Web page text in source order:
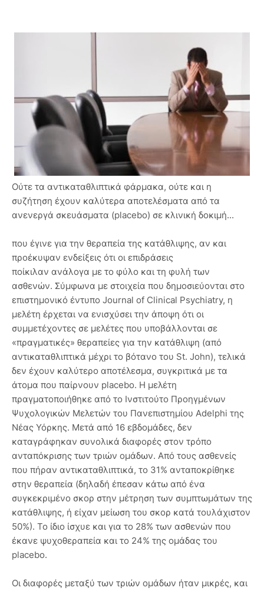
Ούτε τα αντικαταθλιπτικά φάρμακα, ούτε και η
συζήτηση έχουν καλύτερα αποτελέσματα από τα
ανενεργά σκευάσματα (placebo) σε κλινική δοκιμή...
που έγινε για την θεραπεία της κατάθλιψης, αν και
προέκυψαν ενδείξεις ότι οι επιδράσεις
ποίκιλαν ανάλογα με το φύλο και τη φυλή των
ασθενών. Σύμφωνα με στοιχεία που δημοσιεύονται στο
επιστημονικό έντυπο Journal of Clinical Psychiatry, η
μελέτη έρχεται να ενισχύσει την άποψη ότι οι
συμμετέχοντες σε μελέτες που υποβάλλονται σε
«πραγματικές» θεραπείες για την κατάθλιψη (από
αντικαταθλιπτικά μέχρι το βότανο του St. John), τελικά
δεν έχουν καλύτερο αποτέλεσμα, συγκριτικά με τα
άτομα που παίρνουν placebo. Η μελέτη
πραγματοποιήθηκε από το Ινστιτούτο Προηγμένων
Ψυχολογικών Μελετών του Πανεπιστημίου Adelphi της
Νέας Υόρκης. Μετά από 16 εβδομάδες, δεν
καταγράφηκαν συνολικά διαφορές στον τρόπο
ανταπόκρισης των τριών ομάδων. Από τους ασθενείς
που πήραν αντικαταθλιπτικά, το 31% ανταποκρίθηκε
στην θεραπεία (δηλαδή έπεσαν κάτω από ένα
συγκεκριμένο σκορ στην μέτρηση των συμπτωμάτων της
κατάθλιψης, ή είχαν μείωση του σκορ κατά τουλάχιστον
50%). Το ίδιο ίσχυε και για το 28% των ασθενών που
έκανε ψυχοθεραπεία και το 24% της ομάδας του
placebo.
Οι διαφορές μεταξύ των τριών ομάδων ήταν μικρές, και